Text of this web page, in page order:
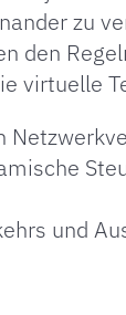
zu
virtuelle
und